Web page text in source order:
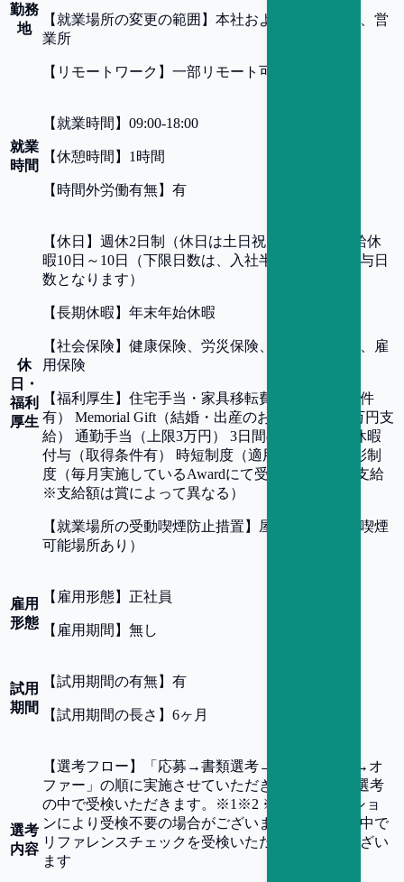
勤務
地
【 就業場所の変更の範囲 】 本社および全ての支社、営
業所
【 リモートワーク 】 一部リモート可
就業
時間
【 就業時間 】 09:00-18:00
【休憩時間 】 1時間
【 時間外労働有無】 有
休
日・
福利
厚生
【休日 】 週休2日制（休日は土日祝日）、年間有給休
暇10日～10日（下限日数は、入社半年経過後の付与日
数となります）
【長期休暇 】 年末年始休暇
【社会保険 】 健康保険、労災保険、厚生年金保険、雇
用保険
【福利厚生 】 住宅手当・家具移転費補助（支給条件
有） Memorial Gift（結婚・出産のお祝い事には5万円支
給） 通勤手当（上限3万円） 3日間の入社時特別休暇
付与（取得条件有） 時短制度（適用条件有） 表彰制
度（毎月実施しているAwardにて受賞者に報奨金支給
※支給額は賞によって異なる）
【 就業場所の受動喫煙防止措置 】
屋内禁煙（屋内喫煙
可能場所あり）
雇用
形態
【 雇用形態】 正社員
【 雇用期間 】 無し
試用
期間
【試用期間の有無】 有
【試用期間の長さ 】 6ヶ月
選考
内容
【選考フロー 】
「応募→書類選考→面接(複数回)→オ
ファー」の順に実施させていただきます。 SPIを選考
の中で受検いただきます。※1※2 ※1.SPIはポジショ
ンにより受検不要の場合がございます ※2.選考の中で
リファレンスチェックを受検いただく可能性がござい
ます